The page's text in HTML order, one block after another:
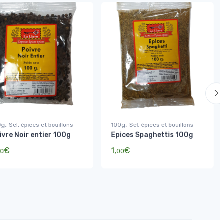
, Sel, épices et bouillons
Noir entier 100g
€
100g, Sel, épices et bouillons
Epices Spaghettis 100g
1,00€